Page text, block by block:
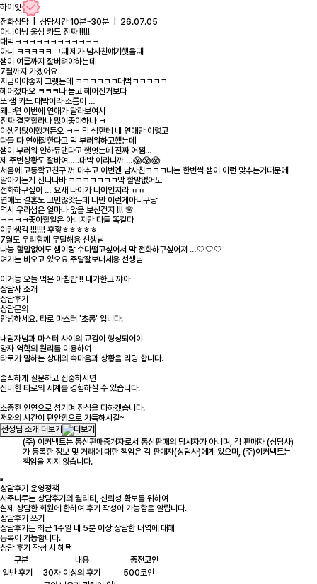
하이잇
전화상담 | 상담시간 10분~30분 | 26.07.05
아니아닝 울샘 카드 진짜 !!!!!
대박ㅋㅋㅋㅋㅋㅋㅋㅋㅋㅋㅋㅋ
아니 ㅋㅋㅋㅋㅋ 그때 제가 남사친얘기햇을때
샘이 여름까지 잘버텨야하는데
7월까지 가겠어요
지금이야좋지 그랫는데 ㅋㅋㅋㅋㅋㅋ대벅ㅋㅋㅋㅋㅋ
헤어젔대오 ㅋㅋㅋ나 듣고 헤어진거보다
또 샘 카드 대박이라 소름이 …
왜냐면 이번에 연애가 달라보여서
진짜 결혼할라나 많이좋아하나 ㅋ
이생각많이했거든오 ㅋㅋ 막 샘한테 내 연애만 이렇고
다들 다 연애잘한다고 막 부러워하고했는데
샘이 부러워 안하듀댄다고 햇엇는데 진짜 어쩜…
제 주변상황도 잘바여…..대박 이라니까 …😱😱😱
처음에 고등학고친구 꺼 마추고 이번엔 남사친ㅋㅋㅋ나는 한번씩 샘이 이런 맞추는거때문에
알아가는게 신나나바 ㅋㅋㅋㅋㅋㅋㅋ막 할말없어도
전화하구싶어 … 요새 나이가 나이인지라 ㅠㅠ
연애도 결혼도 고민많앗는데 나만 이런게아니구낭
역시 우리샘은 얼마나 앞을 보신건지 !!! 🌸
ㅋㅋㅋㅋ좋아할일은 아니지만 다들 똑같다
이런생각 !!!!!!! 후핳ㅎㅎㅎㅎㅎ
7월도 우리함께 무탈해용 선생님
나능 할말없어도 샘이랑 수다떨고싶어서 막 전화하구싶어져 …🤍🤍🤍
여기는 비오고 있오요 주말잘보내세용 선생님
이거능 오늘 먹은 아침밥 !! 내가한고 꺄아
상담사 소개
상담후기
상담문의
안녕하세요. 타로 마스터 '초롱' 입니다.
내담자님과 마스터 사이의 교감이 형성되어야
양자 역학의 원리를 이용하여
타로가 말하는 상대의 속마음과 상황을 리딩 합니다.
솔직하게 질문하고 집중하시면
신비한 타로의 세계를 경험하실 수 있습니다.
소중한 인연으로 섬기며 진심을 다하겠습니다.
저와의 시간이 편안함으로 가득하시길~
선생님 소개 더보기
(주) 이커넥트는 통신판매중개자로서 통신판매의 당사자가 아니며, 각 판매자 (상담사)
가 등록한 정보 및 거래에 대한 책임은 각 판매자(상담사)에게 있으며, (주)이커넥트는
책임을 지지 않습니다.
상담후기 운영정책
사주나루는 상담후기의 퀄리티, 신뢰성 확보를 위하여
실제 상담한 회원에 한하여 후기 작성이 가능함을 알립니다.
상담후기 쓰기
상담후기는 최근 1주일 내 5분 이상 상담한 내역에 대해
등록이 가능합니다.
상담 후기 작성 시 혜택
구분
내용
충전코인
일반 후기
30자 이상의 후기
500코인